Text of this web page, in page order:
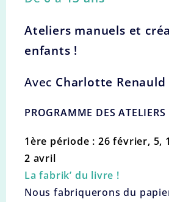
Ateliers manuels et
enfants !
Avec Charlotte Renauld
PROGRAMME DES ATELIERS
1ère période : 26 février, 5,
2 avril
La fabrik’ du livre !
Nous fabriquerons du